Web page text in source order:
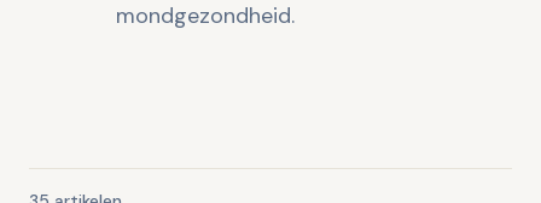
mondgezondheid.